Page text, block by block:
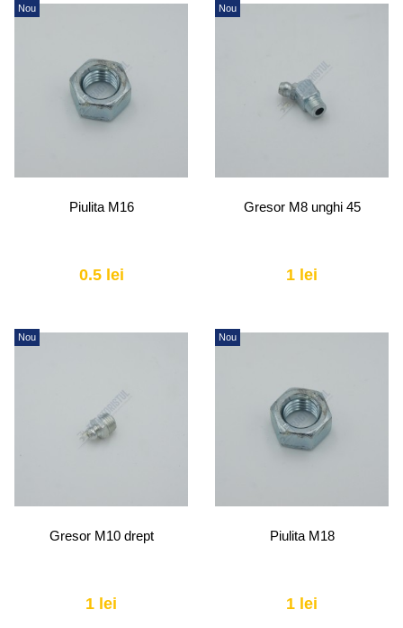
Nou
Piulita M16
0.5 lei
Nou
Gresor M8 unghi 45
1 lei
Nou
Gresor M10 drept
1 lei
Nou
Piulita M18
1 lei